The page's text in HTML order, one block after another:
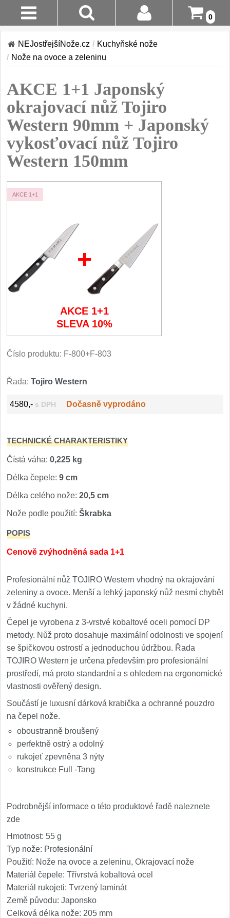
0
Stav
Objednávky
Registrace
Doručení A
Platba
Vrácení Do
Reklamace
Akce!
Kuchyňské nože
Sady kuchyňských nožů 9
Šéfkuchařské nože
Univerzální nože 50
Nože na ovoce a
Santoku nože
17
Filetovací nože
Nože na chleba
Steakové nože 2
Plátkovací nože 27
Porcovací nože
Sekáčky a speciální nože
Japonské nože 57
Kuchyňské příslušenství
2
Zavírací nože
Taktické 3
Turistické 7
Speciální
Nože s pevnou čepelí
Taktické 8
Outdoorové 10
Speciální nože
Vrhací nože 12
Záchranářské
Ostřiče nožů 8
Doplňky a díly
Nože SEBURO
Sady nožů SEBURO
NEJostřejšíNože.cz / Kuchyňské nože
/ Nože na ovoce a zeleninu
AKCE 1+1 Japonský
okrajovací nůž Tojiro
Western 90mm + Japonský
vykosťovací nůž Tojiro
Western 150mm
AKCE 1+1
+
AKCE 1+1
SLEVA 10%
Číslo produktu: F-800+F-803
Řada: Tojiro Western
4580,- s DPH Dočasně vyprodáno
TECHNICKÉ CHARAKTERISTIKY
Čístá váha: 0,225 kg
Délka čepele: 9 cm
Délka celého nože: 20,5 cm
Nože podle použití: Škrabka
POPIS
Cenově zvýhodněná sada 1+1
Profesionální nůž TOJIRO Western vhodný na okrajování
zeleniny a ovoce. Menší a lehký japonský nůž nesmí chybět
v žádné kuchyni.
Čepel je vyrobena z 3-vrstvé kobaltové oceli pomocí DP
metody. Nůž proto dosahuje maximální odolnosti ve spojení
se špičkovou ostrostí a jednoduchou údržbou. Řada
TOJIRO Western je určena především pro profesionální
prostředí, má proto standardní a s ohledem na ergonomické
vlastnosti ověřený design.
Součástí je luxusní dárková krabička a ochranné pouzdro
na čepel nože.
oboustranně broušený
perfektně ostrý a odolný
rukojeť zpevněna 3 nýty
konstrukce Full -Tang
Podrobnější informace o této produktové řadě naleznete
zde
Hmotnost: 55 g
Typ nože: Profesionální
Použití: Nože na ovoce a zeleninu, Okrajovací nože
Materiál čepele: Třívrstvá kobaltová ocel
Materiál rukojeti: Tvrzený laminát
Země původu: Japonsko
Celková délka nože: 205 mm